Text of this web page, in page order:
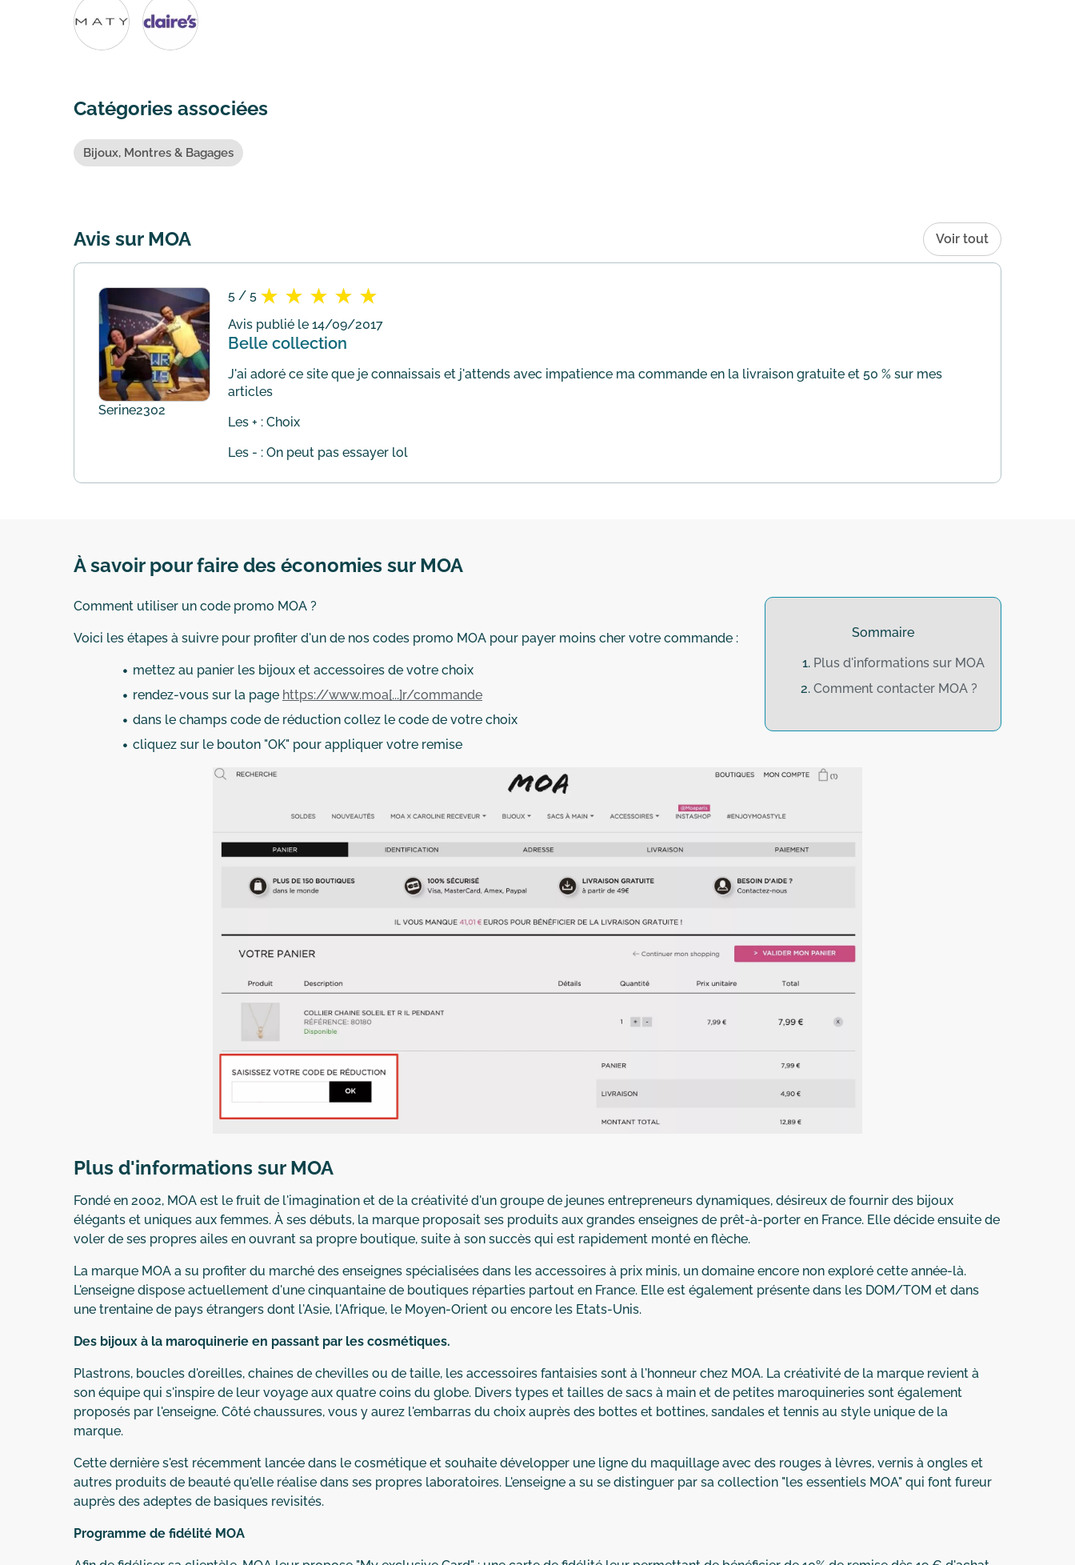
Catégories associées
Bijoux, Montres & Bagages
Avis sur MOA Voir tout
Serine2302
5 / 5
Avis publié le 14/09/2017
Belle collection
J'ai adoré ce site que je connaissais et j'attends avec impatience ma commande en la livraison gratuite et 50 % sur mes
articles
Les + : Choix
Les - : On peut pas essayer lol
À savoir pour faire des économies sur MOA
Sommaire
Plus d'informations sur MOA
Comment contacter MOA ?
Comment utiliser un code promo MOA ?
Voici les étapes à suivre pour profiter d'un de nos codes promo MOA pour payer moins cher votre commande :
mettez au panier les bijoux et accessoires de votre choix
rendez-vous sur la page https://www.moa[...]r/commande
dans le champs code de réduction collez le code de votre choix
cliquez sur le bouton "OK" pour appliquer votre remise
Plus d'informations sur MOA
Fondé en 2002, MOA est le fruit de l'imagination et de la créativité d'un groupe de jeunes entrepreneurs dynamiques, désireux de fournir des bijoux
élégants et uniques aux femmes. À ses débuts, la marque proposait ses produits aux grandes enseignes de prêt-à-porter en France. Elle décide ensuite de
voler de ses propres ailes en ouvrant sa propre boutique, suite à son succès qui est rapidement monté en flèche.
La marque MOA a su profiter du marché des enseignes spécialisées dans les accessoires à prix minis, un domaine encore non exploré cette année-là.
L'enseigne dispose actuellement d'une cinquantaine de boutiques réparties partout en France. Elle est également présente dans les DOM/TOM et dans
une trentaine de pays étrangers dont l'Asie, l'Afrique, le Moyen-Orient ou encore les Etats-Unis.
Des bijoux à la maroquinerie en passant par les cosmétiques.
Plastrons, boucles d'oreilles, chaines de chevilles ou de taille, les accessoires fantaisies sont à l'honneur chez MOA. La créativité de la marque revient à
son équipe qui s'inspire de leur voyage aux quatre coins du globe. Divers types et tailles de sacs à main et de petites maroquineries sont également
proposés par l'enseigne. Côté chaussures, vous y aurez l'embarras du choix auprès des bottes et bottines, sandales et tennis au style unique de la
marque.
Cette dernière s'est récemment lancée dans le cosmétique et souhaite développer une ligne du maquillage avec des rouges à lèvres, vernis à ongles et
autres produits de beauté qu'elle réalise dans ses propres laboratoires. L'enseigne a su se distinguer par sa collection "les essentiels MOA" qui font fureur
auprès des adeptes de basiques revisités.
Programme de fidélité MOA